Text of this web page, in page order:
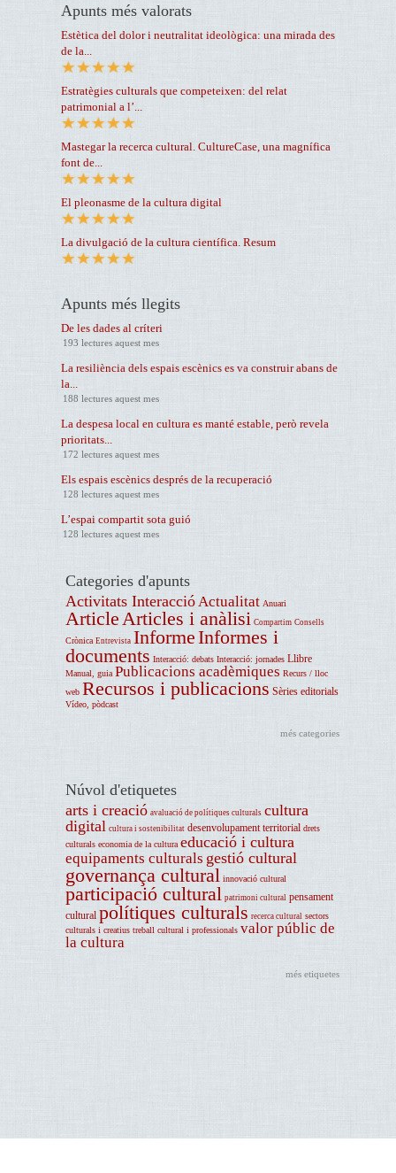
Apunts més valorats
Estètica del dolor i neutralitat ideològica: una mirada des
de la...
Estratègies culturals que competeixen: del relat
patrimonial a l’...
Mastegar la recerca cultural. CultureCase, una magnífica
font de...
El pleonasme de la cultura digital
La divulgació de la cultura científica. Resum
Apunts més llegits
De les dades al críteri
193 lectures aquest mes
La resiliència dels espais escènics es va construir abans de
la...
188 lectures aquest mes
La despesa local en cultura es manté estable, però revela
prioritats...
172 lectures aquest mes
Els espais escènics després de la recuperació
128 lectures aquest mes
L’espai compartit sota guió
128 lectures aquest mes
Categories d'apunts
Activitats Interacció Actualitat Anuari
Article Articles i anàlisi Compartim Consells
Crònica Entrevista InformeInformes i
documents Interacció: debats Interacció: jornades Llibre
Manual, guia Publicacions acadèmiques Recurs / lloc
web Recursos i publicacions Sèries editorials
Vídeo, pòdcast
més categories
Núvol d'etiquetes
arts i creació avaluació de polítiques culturals cultura
digital cultura i sostenibilitat desenvolupament territorial drets
culturals economia de la cultura educació i cultura
equipaments culturals gestió cultural
governança cultural innovació cultural
participació cultural patrimoni cultural pensament
cultural polítiques culturals recerca cultural sectors
culturals i creatius treball cultural i professionals valor públic de
la cultura
més etiquetes